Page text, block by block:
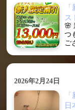
ス
🌸
つ
ご
2026年2月24日
日